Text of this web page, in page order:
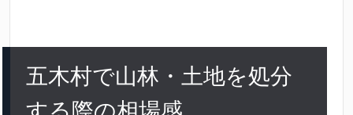
五木村で山林・土地を処分